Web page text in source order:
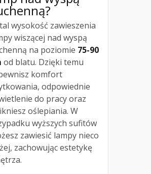
wysokość zawieszenia
wiszącej nad wyspą
na poziomie 75-90
od blatu. Dzięki temu
komfort
odpowiednie
do pracy oraz
oślepiania. W
wyższych sufitów
zawiesić lampy nieco
zachowując estetykę